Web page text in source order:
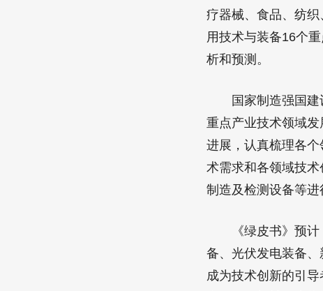
疗器械、食品、纺
用技术与装备16个
析和预测。
国家制造强国建设
重点产业技术领域
进展，认真梳理各
术需求和各领域技
制造及检测设备等进
《绿皮书》预计，
备、光伏发电装备
成为技术创新的引